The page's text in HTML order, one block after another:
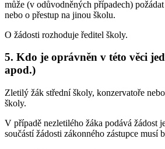
může (v odůvodněných případech)
nebo o přestup na jinou školu.
O žádosti rozhoduje ředitel školy.
5. Kdo je oprávněn v této věci
apod.)
Zletilý žák střední školy, konzervatoře
školy.
V případě nezletilého žáka podává žádost
součástí žádosti zákonného zástupce musí